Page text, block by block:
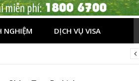
NGHIỆM DỊCH VỤ VISA